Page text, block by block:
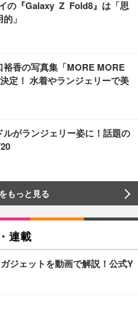
の『Galaxy Z Fold8』は「思
」
裕香の写真集「MORE MORE
定！ 水着やランジェリーで美
がランジェリー姿に！話題の
もっと見る
連載
ジェットを動画で解説！公式Y